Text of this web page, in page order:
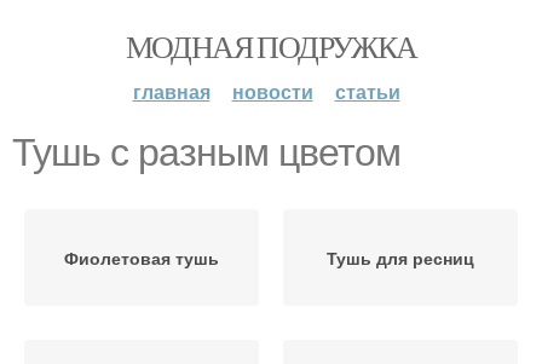
МОДНАЯ ПОДРУЖКА
главная новости статьи
Тушь с разным цветом
Фиолетовая тушь Тушь для ресниц